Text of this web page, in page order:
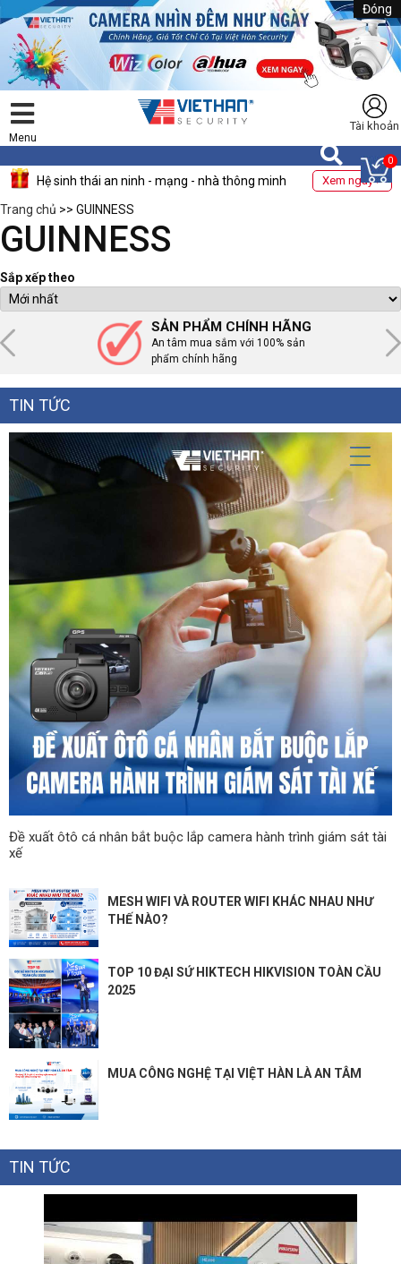
Đóng
Menu
Tài khoản
0
Hệ sinh thái an ninh - mạng - nhà thông minh Xem ngay >
Trang chủ >> GUINNESS
GUINNESS
Sắp xếp theo
SẢN PHẨM CHÍNH HÃNG
An tâm mua sắm với 100% sản
phẩm chính hãng
TIN TỨC
Đề xuất ôtô cá nhân bắt buộc lắp camera hành trình giám sát tài
xế
MESH WIFI VÀ ROUTER WIFI KHÁC NHAU NHƯ
THẾ NÀO?
TOP 10 ĐẠI SỨ HIKTECH HIKVISION TOÀN CẦU
2025
MUA CÔNG NGHỆ TẠI VIỆT HÀN LÀ AN TÂM
TIN TỨC